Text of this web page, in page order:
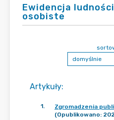
Ewidencja
osobiste
Artykuły:
1.
Zgromadzenia
(Opublikowano: